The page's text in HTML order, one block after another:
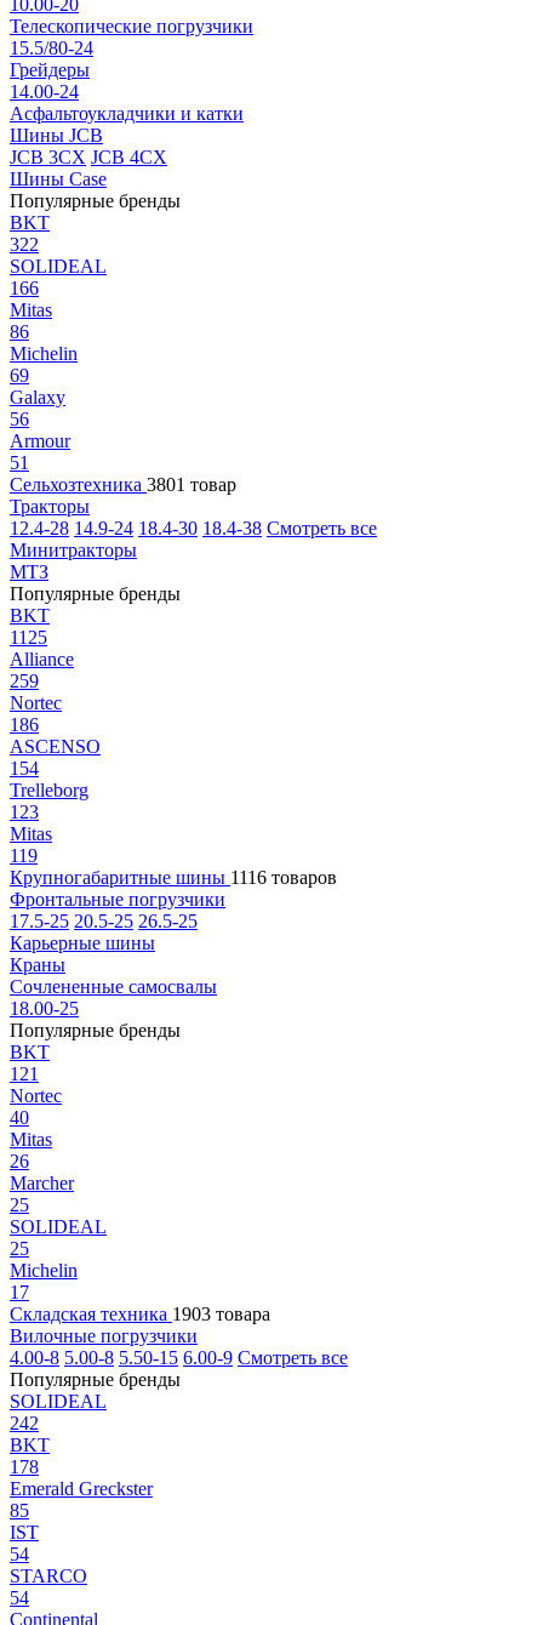
10.00-20
Телескопические погрузчики
15.5/80-24
Грейдеры
14.00-24
Асфальтоукладчики и катки
Шины JCB
JCB 3CX JCB 4CX
Шины Case
Популярные бренды
BKT
322
SOLIDEAL
166
Mitas
86
Michelin
69
Galaxy
56
Armour
51
Сельхозтехника 3801 товар
Тракторы
12.4-28 14.9-24 18.4-30 18.4-38 Смотреть все
Минитракторы
МТЗ
Популярные бренды
BKT
1125
Alliance
259
Nortec
186
ASCENSO
154
Trelleborg
123
Mitas
119
Крупногабаритные шины 1116 товаров
Фронтальные погрузчики
17.5-25 20.5-25 26.5-25
Карьерные шины
Краны
Сочлененные самосвалы
18.00-25
Популярные бренды
BKT
121
Nortec
40
Mitas
26
Marcher
25
SOLIDEAL
25
Michelin
17
Складская техника 1903 товара
Вилочные погрузчики
4.00-8 5.00-8 5.50-15 6.00-9 Смотреть все
Популярные бренды
SOLIDEAL
242
BKT
178
Emerald Greckster
85
IST
54
STARCO
54
Continental